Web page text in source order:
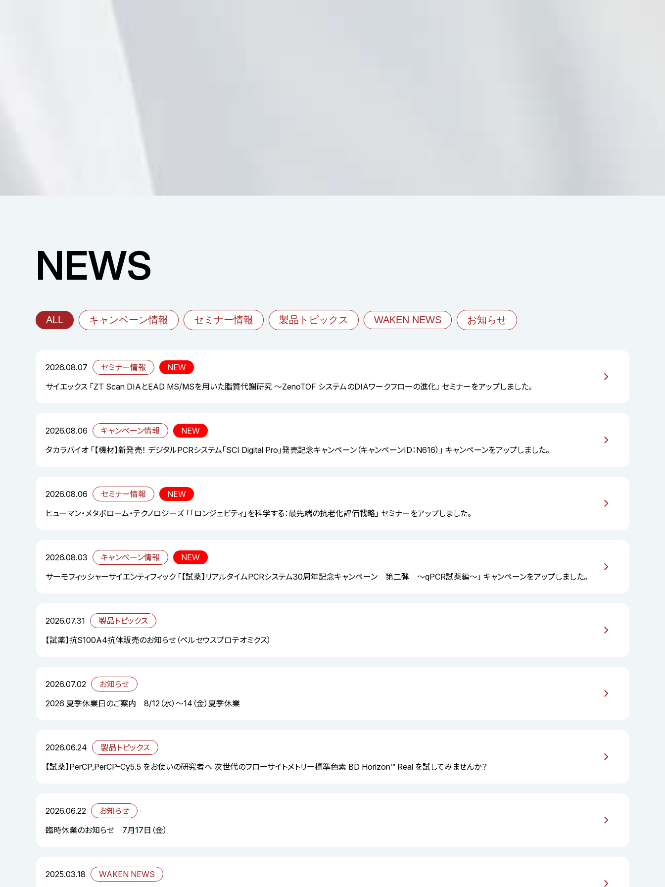
NEWS
ALL キャンペーン情報 セミナー情報 製品トピックス WAKEN NEWS お知らせ
2026.08.07 セミナー情報
NEW
サイエックス 「ZT Scan DIAとEAD MS/MSを用いた脂質代謝研究 ～ZenoTOF システムのDIAワークフローの進化」 セミナーをアップしました。
2026.08.06 キャンペーン情報
NEW
タカラバイオ 「【機材】新発売！ デジタルPCRシステム「SCI Digital Pro」発売記念キャンペーン（キャンペーンID：N616）」 キャンペーンをアップしました。
2026.08.06 セミナー情報
NEW
ヒューマン・メタボローム・テクノロジーズ 「「ロンジェビティ」を科学する：最先端の抗老化評価戦略」 セミナーをアップしました。
2026.08.03 キャンペーン情報
NEW
サーモフィッシャーサイエンティフィック 「【試薬】リアルタイムPCRシステム30周年記念キャンペーン 第二弾 ～qPCR試薬編～」 キャンペーンをアップしました。
2026.07.31
製品トピックス
【試薬】抗S100A4抗体販売のお知らせ（ペルセウスプロテオミクス）
2026.07.02
お知らせ
2026 夏季休業日のご案内 8/12（水）～14（金）夏季休業
2026.06.24
製品トピックス
【試薬】PerCP,PerCP-Cy5.5 をお使いの研究者へ 次世代のフローサイトメトリー標準色素 BD Horizon™ Real を試してみませんか？
2026.06.22
お知らせ
臨時休業のお知らせ 7月17日（金）
2025.03.18 WAKEN NEWS